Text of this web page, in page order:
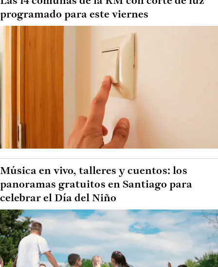
programado para este viernes
Música en vivo, talleres y cuentos: los
panoramas gratuitos en Santiago para
celebrar el Día del Niño